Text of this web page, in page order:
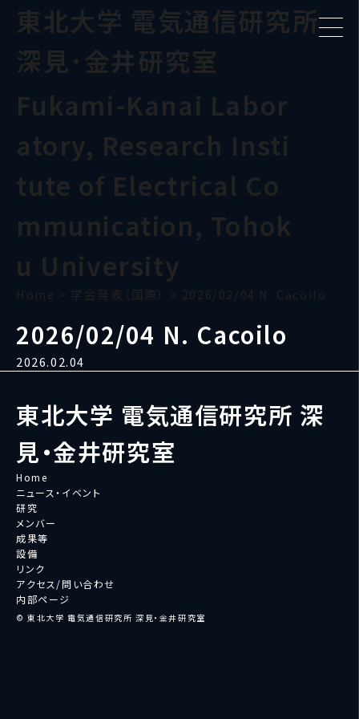
東北大学 電気通信研究所
深見･金井研究室
Fukami-Kanai Labor
atory, Research Insti
tute of Electrical Co
mmunication, Tohok
u University
Home > 学会発表（国際） > 2026/02/04 N. Cacoilo
2026/02/04 N. Cacoilo
2026.02.04
東北大学 電気通信研究所 深
見・金井研究室
Home
ニュース・イベント
研究
メンバー
成果等
設備
リンク
アクセス/問い合わせ
内部ページ
© 東北大学 電気通信研究所 深見・金井研究室